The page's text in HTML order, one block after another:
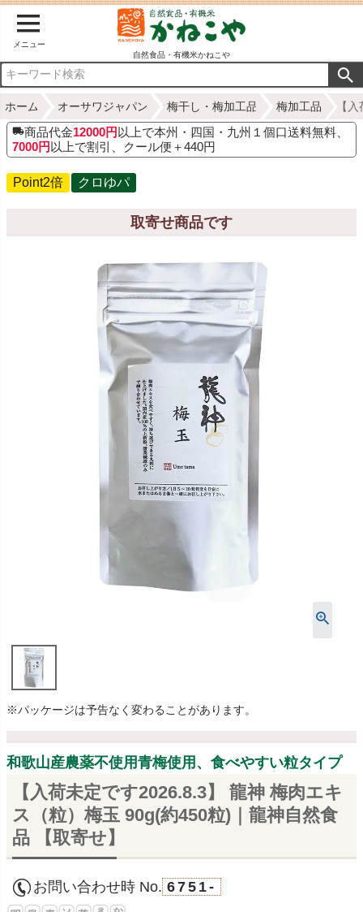
メニュー
自然食品・有機米かねこや
ホーム オーサワジャパン 梅干し・梅加工品 梅加工品 【
商品代金12000円 以上で本州・四国・九州１個口送料無料、
7000円 以上で割引、クール便＋440円
Point2倍 クロゆパ
取寄せ商品です
※パッケージは予告なく変わることがあります。
和歌山産農薬不使用青梅使用、食べやすい粒タイプ
【入荷未定です2026.8.3】 龍神 梅肉エキ
ス（粒）梅玉 90g(約450粒)｜龍神自然食
品 【取寄せ】
お問い合わせ時 No. 6751-